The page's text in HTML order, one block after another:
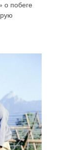
о побеге